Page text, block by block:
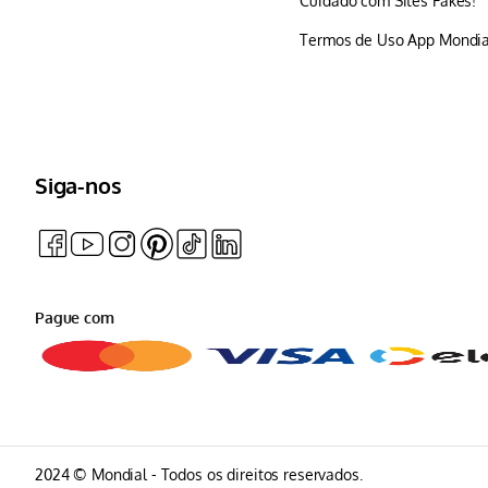
Termos de Uso App
Siga-nos
Pague com
2024 © Mondial - Todos os direitos reservados.